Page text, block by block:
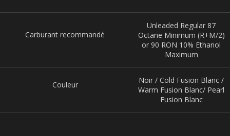
Carburant recommandé
Unleaded Regular 87
Octane Minimum (R+M/2)
or 90 RON 10% Ethanol
Maximum
Couleur
Noir / Cold Fusion Blanc /
Warm Fusion Blanc/ Pearl
Fusion Blanc